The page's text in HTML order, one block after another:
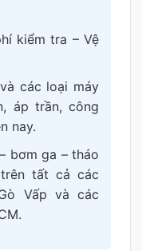
kiểm tra – Vệ
các loại máy
áp trần, công
nay.
bơm ga – tháo
tất cả các
Vấp và các